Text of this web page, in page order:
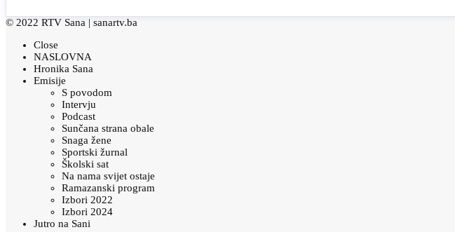
© 2022 RTV Sana | sanartv.ba
Close
NASLOVNA
Hronika Sana
Emisije
S povodom
Intervju
Podcast
Sunčana strana obale
Snaga žene
Sportski žurnal
Školski sat
Na nama svijet ostaje
Ramazanski program
Izbori 2022
Izbori 2024
Jutro na Sani